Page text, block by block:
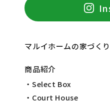
マルイホームの家づくり
商品紹介
・Select Box
・Court House